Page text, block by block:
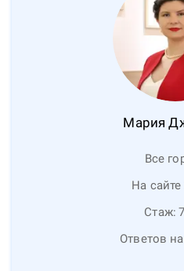
Мария
Все
На сайте
Стаж: 7
Ответов